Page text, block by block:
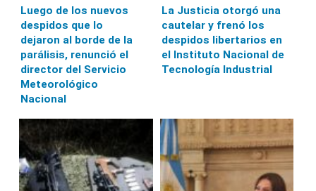
Luego de los nuevos
despidos que lo
dejaron al borde de la
parálisis, renunció el
director del Servicio
Meteorológico
Nacional
La Justicia otorgó una
cautelar y frenó los
despidos libertarios en
el Instituto Nacional de
Tecnología Industrial